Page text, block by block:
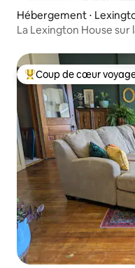
Hébergement ⋅
La Lexington House sur
Coups de cœur
Coup de cœur